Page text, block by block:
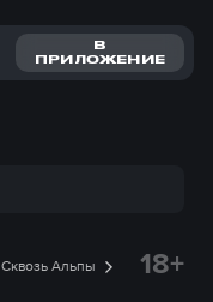
В
ПРИЛОЖЕНИЕ
Сквозь Альпы
18+